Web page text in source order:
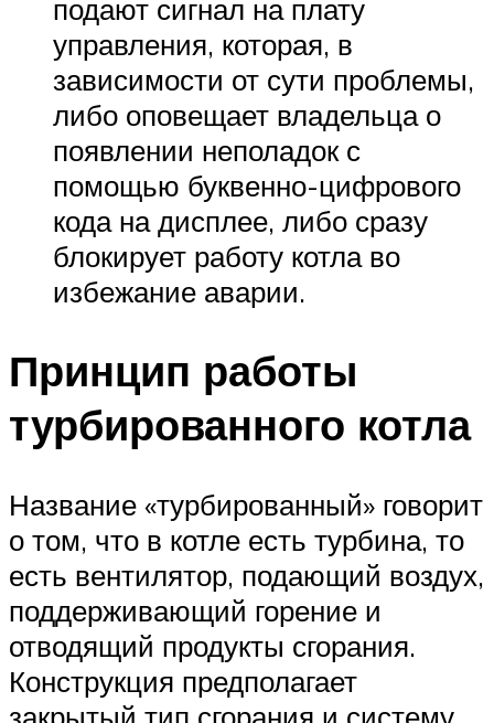
подают сигнал на плату
управления, которая, в
зависимости от сути проблемы,
либо оповещает владельца о
появлении неполадок с
помощью буквенно-цифрового
кода на дисплее, либо сразу
блокирует работу котла во
избежание аварии.
Принцип работы
турбированного котла
Название «турбированный» говорит
о том, что в котле есть турбина, то
есть вентилятор, подающий воздух,
поддерживающий горение и
отводящий продукты сгорания.
Конструкция предполагает